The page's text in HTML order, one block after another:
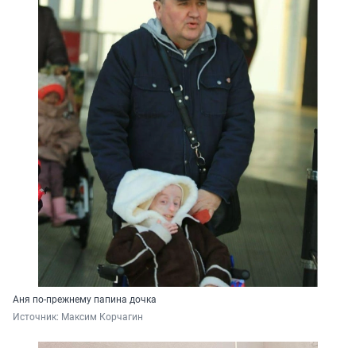
Аня по-прежнему папина дочка
Источник: Максим Корчагин